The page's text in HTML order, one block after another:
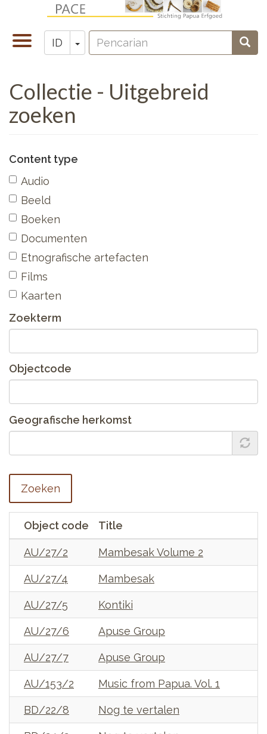
Toggle
navigation
ID Toggle Dropdown
Zoeken
Pencarian
Collectie - Uitgebreid
zoeken
Content type
Audio
Beeld
Boeken
Documenten
Etnografische artefacten
Films
Kaarten
Zoekterm
Objectcode
Geografische herkomst
Zoeken
Object code Title
AU/27/2 Mambesak Volume 2
AU/27/4 Mambesak
AU/27/5 Kontiki
AU/27/6 Apuse Group
AU/27/7 Apuse Group
AU/153/2 Music from Papua. Vol. 1
BD/22/8 Nog te vertalen